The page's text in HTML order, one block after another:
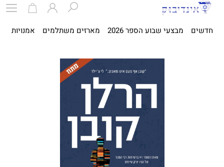
חדשים מבצעי שבוע הספר 2026 מארזים משתלמים אמנויות